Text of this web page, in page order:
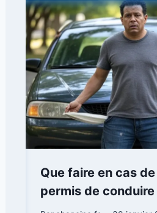
Que faire en cas
permis de conduire